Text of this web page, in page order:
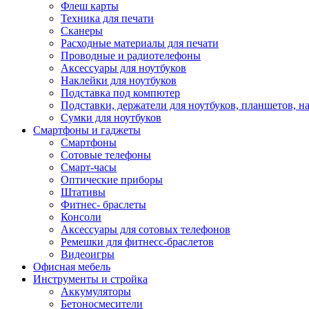
Флеш карты
Техника для печати
Сканеры
Расходные материалы для печати
Проводные и радиотелефоны
Аксессуары для ноутбуков
Наклейки для ноутбуков
Подставка под компютер
Подставки, держатели для ноутбуков, планшетов,
Сумки для ноутбуков
Смартфоны и гаджеты
Смартфоны
Сотовые телефоны
Смарт-часы
Оптические приборы
Штативы
Фитнес- браслеты
Консоли
Аксессуары для сотовых телефонов
Ремешки для фитнесс-браслетов
Видеоигры
Офисная мебель
Инструменты и стройка
Аккумуляторы
Бетоносмесители